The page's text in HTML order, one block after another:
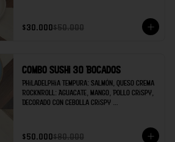
$30.000$50.000
Combo Sushi 30 Bocados
Philadelphia Tempura: Salmón, queso crema
RocknRoll: Aguacate, Mango, Pollo Crispy,
Decorado con cebolla crispy
$50.000$80.000